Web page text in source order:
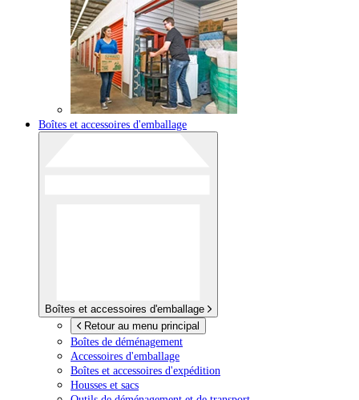
Boîtes et accessoires d'emballage
Boîtes et accessoires d'emballage
Retour au menu principal
Boîtes de déménagement
Accessoires d'emballage
Boîtes et accessoires d'expédition
Housses et sacs